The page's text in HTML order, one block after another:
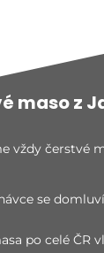
maso z
vždy čerstvé
se
po celé ČR